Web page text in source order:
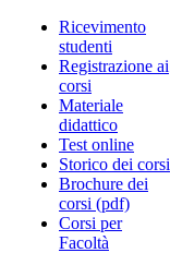
Ricevimento
studenti
Registrazione ai
corsi
Materiale
didattico
Test online
Storico dei corsi
Brochure dei
corsi (pdf)
Corsi per
Facoltà